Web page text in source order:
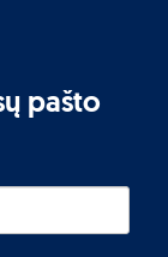
pašto